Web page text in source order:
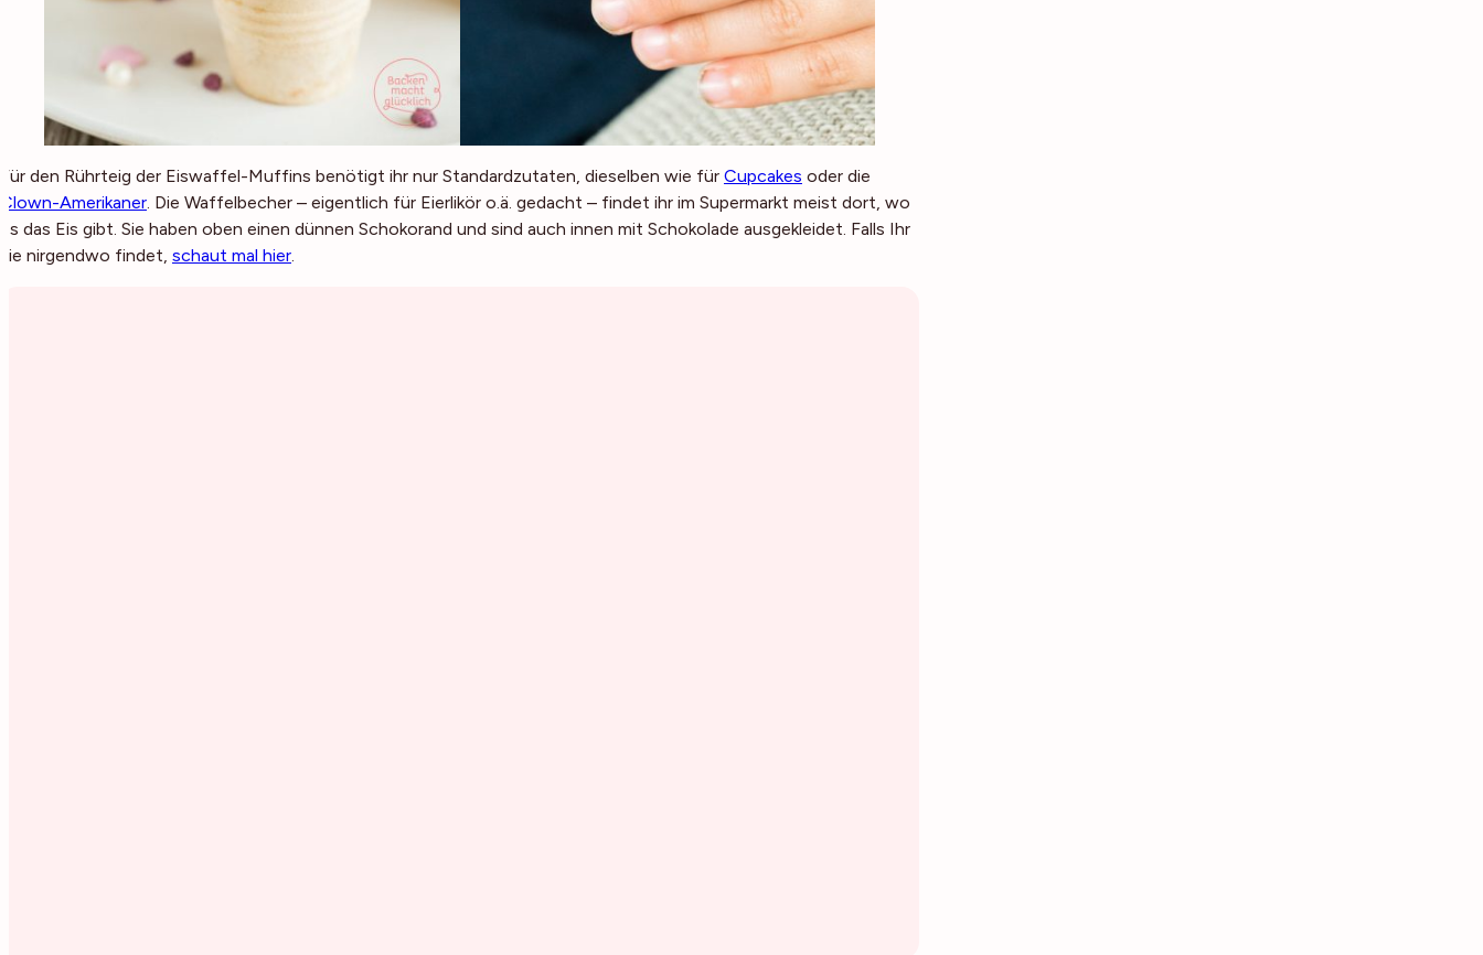
Für den Rührteig der Eiswaffel-Muffins benötigt ihr nur Standardzutaten, dieselben wie für Cupcakes oder die
Clown-Amerikaner . Die Waffelbecher – eigentlich für Eierlikör o.ä. gedacht – findet ihr im Supermarkt meist dort, wo
es das Eis gibt. Sie haben oben einen dünnen Schokorand und sind auch innen mit Schokolade ausgekleidet. Falls Ihr
sie nirgendwo findet, schaut mal hier